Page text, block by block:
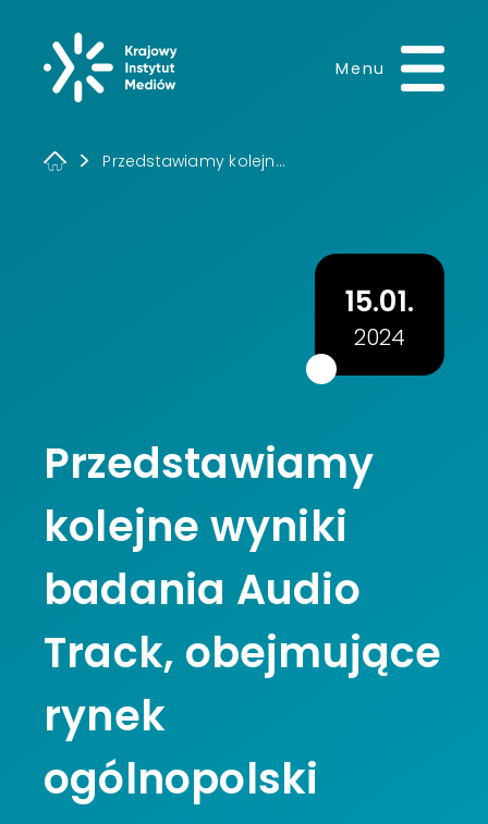
Krajowy Instytut
Menu
Przedstawiamy kolejn...
Przedstawiamy
kolejne wyniki
badania Audio
Track, obejmujące
rynek
ogólnopolski
15.01.
2024